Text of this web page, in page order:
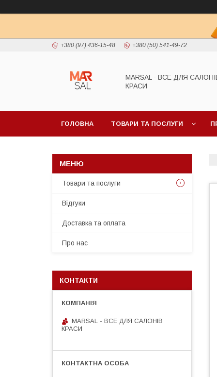
+380 (97) 436-15-48 +380 (50) 541-49-72
MARSAL - ВСЕ ДЛЯ
КРАСИ
ГОЛОВНА ТОВАРИ ТА ПОСЛУГИ
Товари та послуги
Відгуки
Доставка та оплата
Про нас
КОНТАКТИ
MARSAL - ВСЕ ДЛЯ САЛОНІВ
КРАСИ